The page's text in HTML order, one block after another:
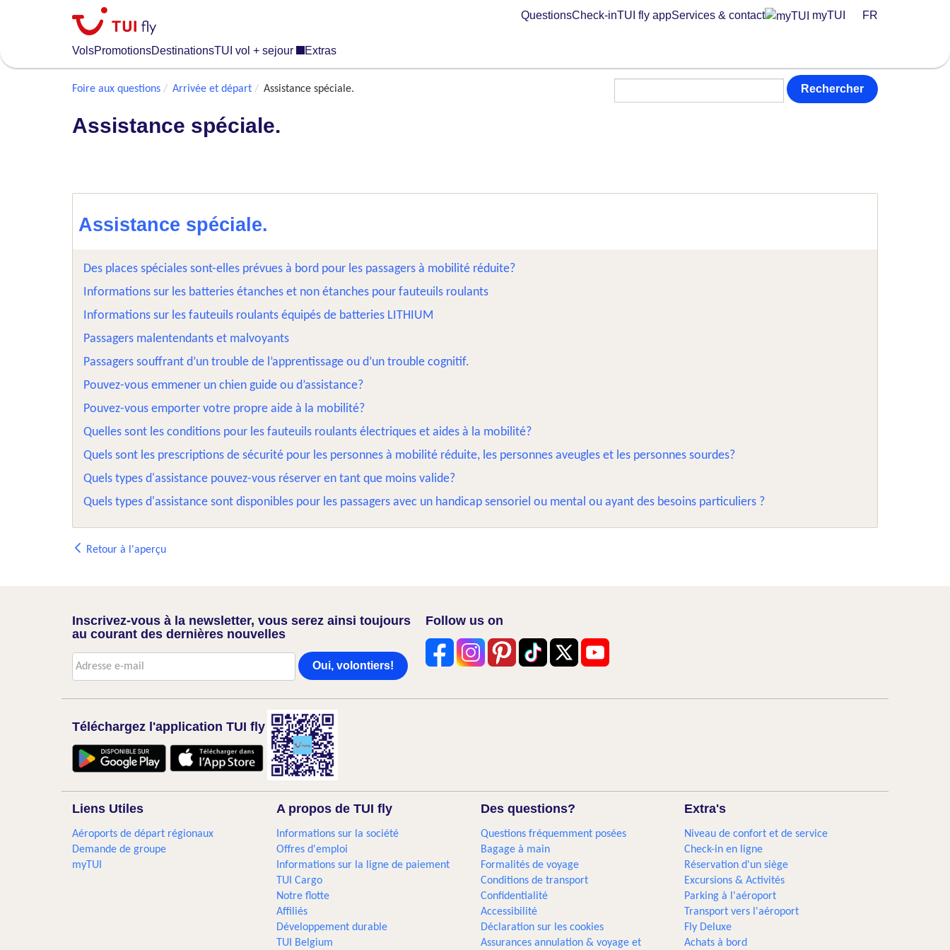
content
VolsPromotionsDestinationsTUI vol + sejour Extras
QuestionsCheck-inTUI fly appServices & contact myTUI FR
Foire aux questions Arrivée et départ Assistance spéciale. Rechercher
Assistance spéciale.
Assistance spéciale.
Des places spéciales sont-elles prévues à bord pour les passagers à mobilité réduite?
Informations sur les batteries étanches et non étanches pour fauteuils roulants
Informations sur les fauteuils roulants équipés de batteries LITHIUM
Passagers malentendants et malvoyants
Passagers souffrant d’un trouble de l’apprentissage ou d’un trouble cognitif.
Pouvez-vous emmener un chien guide ou d’assistance?
Pouvez-vous emporter votre propre aide à la mobilité?
Quelles sont les conditions pour les fauteuils roulants électriques et aides à la mobilité?
Quels sont les prescriptions de sécurité pour les personnes à mobilité réduite, les personnes aveugles et les personnes sourdes?
Quels types d'assistance pouvez-vous réserver en tant que moins valide?
Quels types d'assistance sont disponibles pour les passagers avec un handicap sensoriel ou mental ou ayant des besoins particuliers ?
Retour à l'aperçu
Inscrivez-vous à la newsletter, vous serez ainsi toujours
au courant des dernières nouvelles
Oui, volontiers!
Follow us on
Téléchargez l'application TUI fly
Liens Utiles
Aéroports de départ régionaux
Demande de groupe
myTUI
A propos de TUI fly
Informations sur la société
Offres d'emploi
Informations sur la ligne de paiement
TUI Cargo
Notre flotte
Affiliés
Développement durable
TUI Belgium
Des questions?
Questions fréquemment posées
Bagage à main
Formalités de voyage
Conditions de transport
Confidentialité
Accessibilité
Déclaration sur les cookies
Assurances annulation & voyage et
Extra's
Niveau de confort et de service
Check-in en ligne
Réservation d'un siège
Excursions & Activités​
Parking à l'aéroport
Transport vers l'aéroport
Fly Deluxe
Achats à bord